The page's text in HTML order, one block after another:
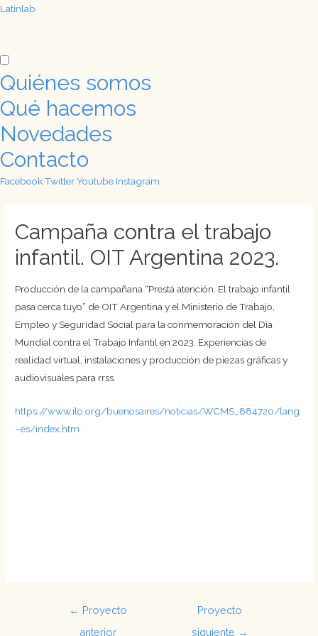
Latinlab
Quiénes somos
Qué hacemos
Novedades
Contacto
FacebookTwitterYoutube Instagram
Campaña contra el trabajo
infantil. OIT Argentina 2023.
Producción de la campañana “Prestá atención. El trabajo infantil
pasa cerca tuyo” de OIT Argentina y el Ministerio de Trabajo,
Empleo y Seguridad Social para la conmemoración del Día
Mundial contra el Trabajo Infantil en 2023. Experiencias de
realidad virtual, instalaciones y producción de piezas gráficas y
audiovisuales para rrss.
https://www.ilo.org/buenosaires/noticias/WCMS_884720/lang
–es/index.htm
Navegación
← Proyecto
anterior
Proyecto
siguiente →